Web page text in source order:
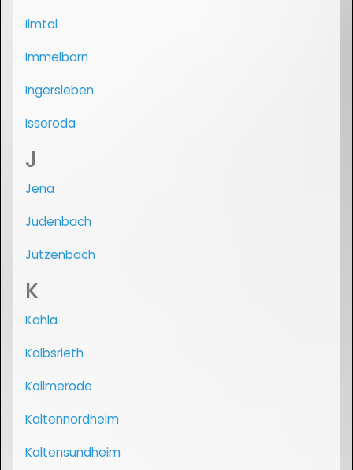
Ilmtal
Immelborn
Ingersleben
Isseroda
J
Jena
Judenbach
Jützenbach
K
Kahla
Kalbsrieth
Kallmerode
Kaltennordheim
Kaltensundheim